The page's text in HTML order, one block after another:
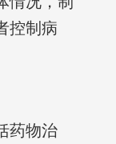
控制病
药物治